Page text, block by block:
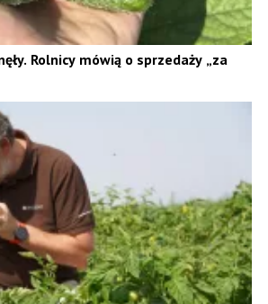
Rolnicy mówią o sprzedaży „za